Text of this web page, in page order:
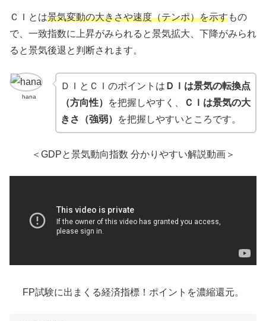
ＣＩとは景気変動の大きさや速度（テンポ）を示すもの
で、一致指数に上昇がみられると景気拡大、下降がみられ
ると景気後退と判断されます。
hana
ＤＩとＣＩのポイントは ＤＩは景気の転換点
（方向性）
を把握しやすく、
ＣＩは景気の大
きさ（強弱）
を把握しやすいところです。
＜GDPと景気動向指数 分かりやすい解説動画＞
FP試験に出まくる経済指標！ポイントを濃縮還元。